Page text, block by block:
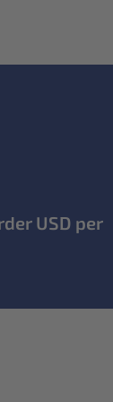
USD per